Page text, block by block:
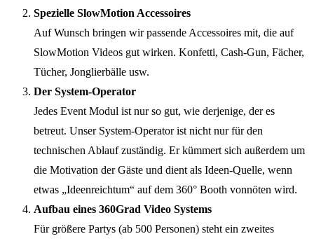
Spezielle SlowMotion Accessoires
Auf Wunsch bringen wir passende Accessoires mit, die auf
SlowMotion Videos gut wirken. Konfetti, Cash-Gun, Fächer,
Tücher, Jonglierbälle usw.
Der System-Operator
Jedes Event Modul ist nur so gut, wie derjenige, der es
betreut. Unser System-Operator ist nicht nur für den
technischen Ablauf zuständig. Er kümmert sich außerdem um
die Motivation der Gäste und dient als Ideen-Quelle, wenn
etwas „Ideenreichtum“ auf dem 360° Booth vonnöten wird.
Aufbau eines 360Grad Video Systems
Für größere Partys (ab 500 Personen) steht ein zweites